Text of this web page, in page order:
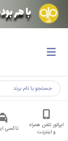
اپراتور تلفن همراه
و اینترنت
تاکسی